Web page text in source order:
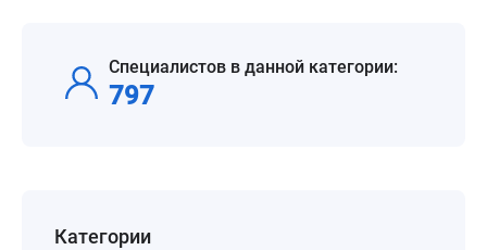
Специалистов в данной категории:
797
Категории